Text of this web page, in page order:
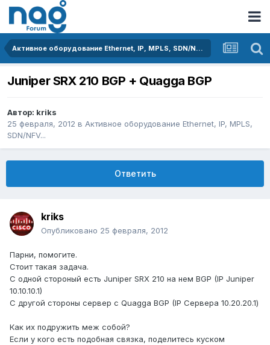
Активное оборудование Ethernet, IP, MPLS, SDN/NFV...
Juniper SRX 210 BGP + Quagga BGP
Автор: kriks
25 февраля, 2012 в Активное оборудование Ethernet, IP, MPLS,
SDN/NFV...
Ответить
kriks
Опубликовано 25 февраля, 2012
Парни, помогите.
Стоит такая задача.
С одной стороный есть Juniper SRX 210 на нем BGP (IP Juniper
10.10.10.1)
С другой стороны сервер с Quagga BGP (IP Сервера 10.20.20.1)
Как их подружить меж собой?
Если у кого есть подобная связка, поделитесь куском